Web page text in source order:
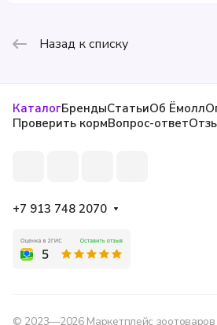
Назад к списку
КаталогБрендыСтатьиОб Ёмолл
Проверить кормВопрос-ответ
+7 913 748 2070
© 2023—2026 Маркетплейс зоотоваров